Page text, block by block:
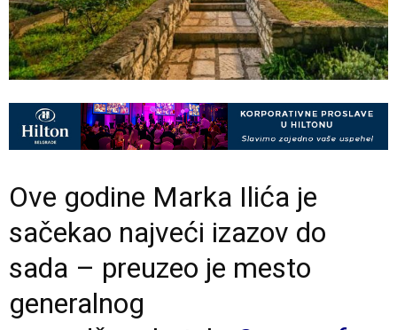
Ove godine Marka Ilića je
sačekao najveći izazov do
sada – preuzeo je mesto
generalnog